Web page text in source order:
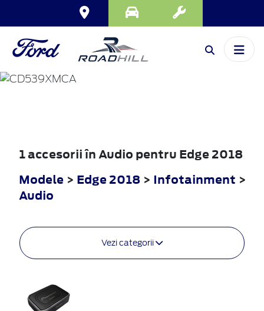
EDGE
1 accesorii în Audio pentru Edge 2018
Modele > Edge 2018 > Infotainment >
Audio
Vezi categorii